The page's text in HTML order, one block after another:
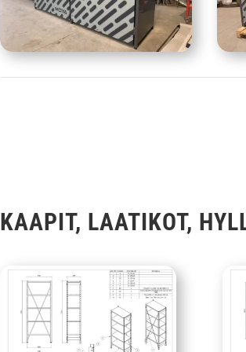
KAAPIT, LAATIKOT,